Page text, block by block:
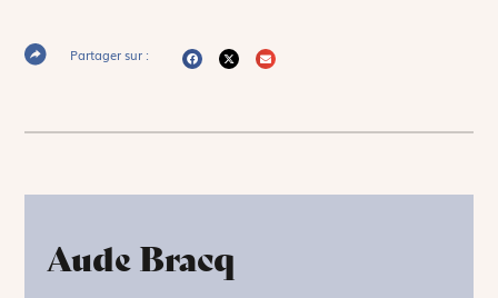
Partager sur :
Aude Bracq